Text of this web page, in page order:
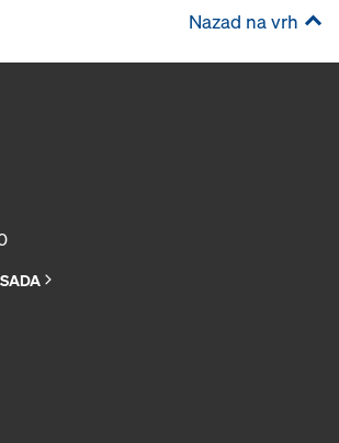
Nazad na vrh